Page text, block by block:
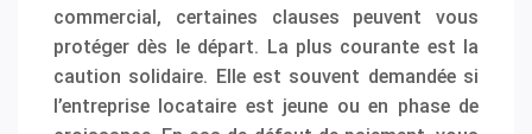
commercial, certaines clauses peuvent vous
protéger dès le départ. La plus courante est la
caution solidaire. Elle est souvent demandée si
l’entreprise locataire est jeune ou en phase de